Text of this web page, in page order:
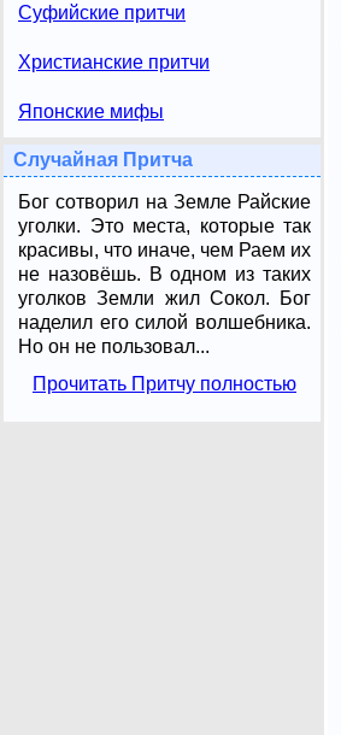
Суфийские притчи
Христианские притчи
Японские мифы
Случайная Притча
Бог сотворил на Земле Райские
уголки. Это места, которые так
красивы, что иначе, чем Раем их
не назовёшь. В одном из таких
уголков Земли жил Сокол. Бог
наделил его силой волшебника.
Но он не пользовал...
Прочитать Притчу полностью